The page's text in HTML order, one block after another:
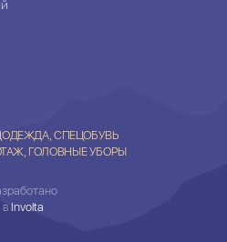
СПЕЦОБУВЬ
ГОЛОВНЫЕ УБОРЫ
в Involta